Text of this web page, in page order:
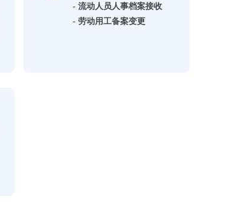
- 流动人员人事档案接收
- 劳动用工备案变更